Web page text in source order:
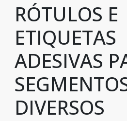
RÓTULOS E
ETIQUETAS
ADESIVAS
DIVERSOS